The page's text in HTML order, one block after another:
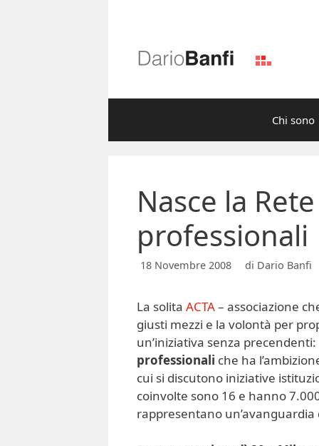
Chi sono
Nasce la
professionali
18 Novembre 2008 di Dario Banfi
La solita ACTA– associazione
giusti mezzi e la volontà per
un’iniziativa senza
professionali che ha
cui si discutono iniziative
coinvolte sono 16 e hanno
rappresentano